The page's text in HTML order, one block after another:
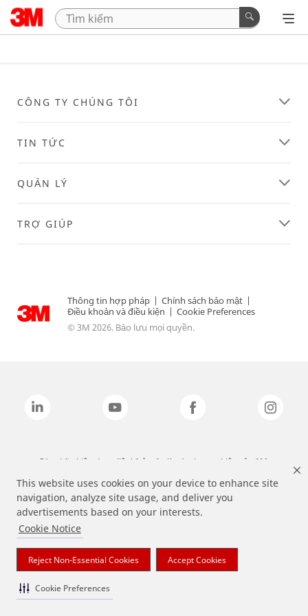
This website uses cookies on your device to enhance site
navigation, analyze site usage, and deliver you
advertisements based on your interests.
Cookie Notice
Reject Non-Essential Cookies Accept Cookies
Cookie Preferences
CÔNG TY CHÚNG TÔI
TIN TỨC
QUẢN LÝ
TRỢ GIÚP
Thông tin hợp pháp | Chính sách bảo mật |
Điều khoản và điều kiện | Cookie Preferences
© 3M 2026. Bảo lưu mọi quyền.
Các nhãn hiệu được liệt kê ở trên là các thương hiệu của 3M.